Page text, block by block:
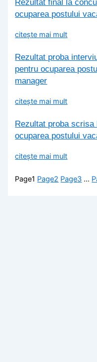
Rezultat final la
ocuparea postului
citește mai mult
Rezultat proba
pentru ocuparea
manager
citește mai mult
Rezultat proba
ocuparea postului
citește mai mult
Page1 Page2 Page3 …